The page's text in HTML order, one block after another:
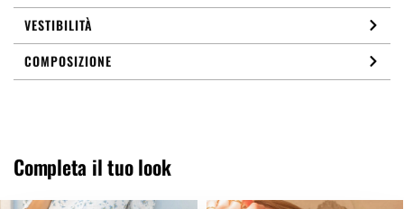
VESTIBILITÀ
COMPOSIZIONE
Completa il tuo look